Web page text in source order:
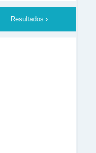
Resultados ›